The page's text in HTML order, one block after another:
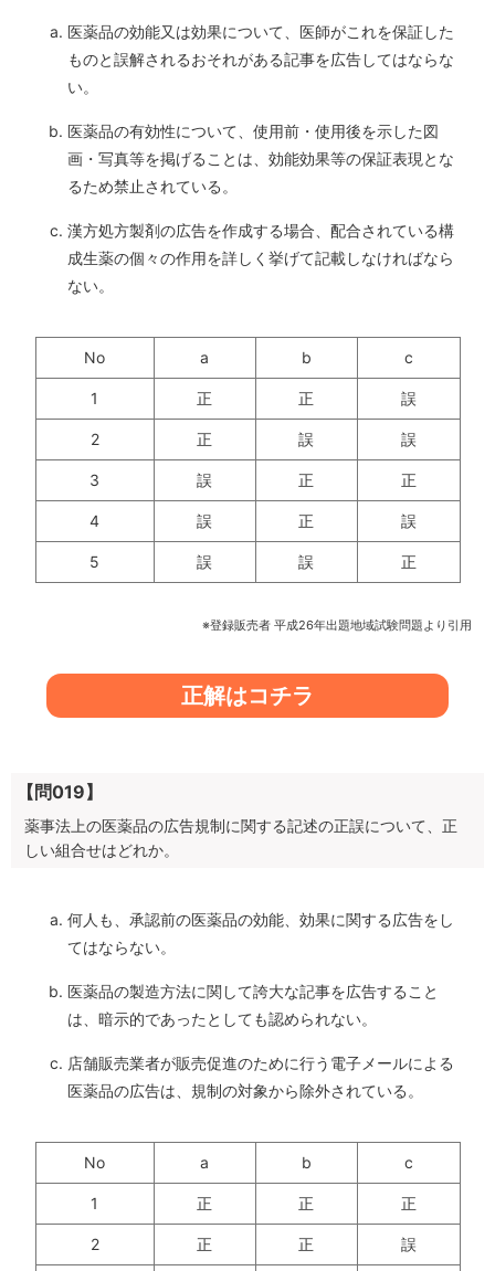
医薬品の効能又は効果について、医師がこれを保証した
ものと誤解されるおそれがある記事を広告してはならな
い。
医薬品の有効性について、使用前・使用後を示した図
画・写真等を掲げることは、効能効果等の保証表現とな
るため禁止されている。
漢方処方製剤の広告を作成する場合、配合されている構
成生薬の個々の作用を詳しく挙げて記載しなければなら
ない。
No a b c
1 正 正 誤
2 正 誤 誤
3 誤 正 正
4 誤 正 誤
5 誤 誤 正
※登録販売者 平成26年出題地域試験問題より引用
正解はコチラ
【問019】
薬事法上の医薬品の広告規制に関する記述の正誤について、正
しい組合せはどれか。
何人も、承認前の医薬品の効能、効果に関する広告をし
てはならない。
医薬品の製造方法に関して誇大な記事を広告すること
は、暗示的であったとしても認められない。
店舗販売業者が販売促進のために行う電子メールによる
医薬品の広告は、規制の対象から除外されている。
No a b c
1 正 正 正
2 正 正 誤